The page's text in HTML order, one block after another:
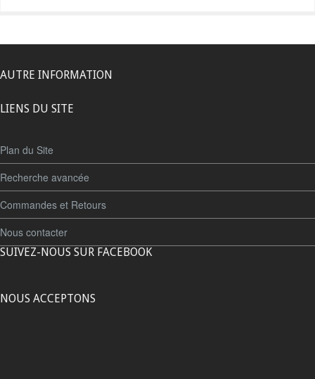
AUTRE INFORMATION
LIENS DU SITE
Plan du Site
Recherche avancée
Commandes et Retours
Nous contacter
SUIVEZ-NOUS SUR FACEBOOK
NOUS ACCEPTONS